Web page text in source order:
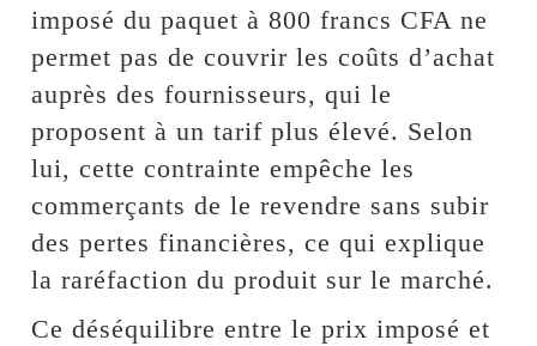
imposé du paquet à 800 francs CFA ne
permet pas de couvrir les coûts d’achat
auprès des fournisseurs, qui le
proposent à un tarif plus élevé. Selon
lui, cette contrainte empêche les
commerçants de le revendre sans subir
des pertes financières, ce qui explique
la raréfaction du produit sur le marché.
Ce déséquilibre entre le prix imposé et